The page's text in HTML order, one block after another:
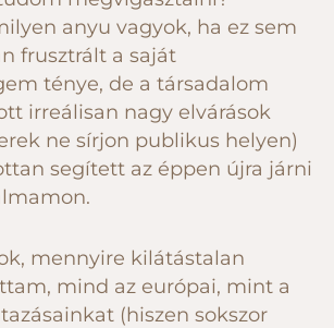
anyu vagyok, ha ez sem
frusztrált a saját
ténye, de a társadalom
irreálisan nagy elvárások
ne sírjon publikus helyen)
segített az éppen újra járni
mennyire kilátástalan
mind az európai, mint a
(hiszen sokszor